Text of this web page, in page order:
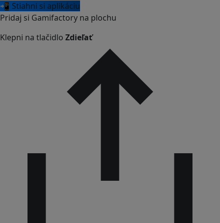
📲 Stiahni si aplikáciu
Pridaj si Gamifactory na plochu
Klepni na tlačidlo Zdieľať